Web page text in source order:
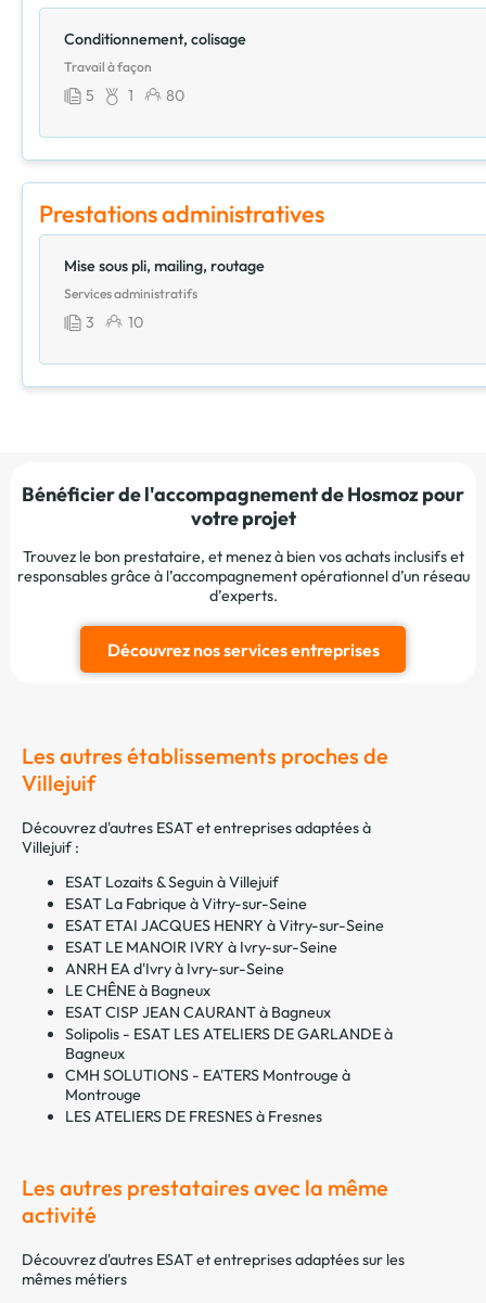
Conditionnement, colisage
Travail à façon
5 1 80
Prestations administratives
Mise sous pli, mailing, routage
Services administratifs
3 10
Bénéficier de l'accompagnement de Hosmoz pour
votre projet
Trouvez le bon prestataire, et menez à bien vos achats inclusifs et
responsables grâce à l’accompagnement opérationnel d’un réseau
d’experts.
Découvrez nos services entreprises
Les autres établissements proches de
Villejuif
Découvrez d'autres ESAT et entreprises adaptées à
Villejuif :
ESAT Lozaits & Seguin à Villejuif
ESAT La Fabrique à Vitry-sur-Seine
ESAT ETAI JACQUES HENRY à Vitry-sur-Seine
ESAT LE MANOIR IVRY à Ivry-sur-Seine
ANRH EA d'Ivry à Ivry-sur-Seine
LE CHÊNE à Bagneux
ESAT CISP JEAN CAURANT à Bagneux
Solipolis - ESAT LES ATELIERS DE GARLANDE à
Bagneux
CMH SOLUTIONS - EA'TERS Montrouge à
Montrouge
LES ATELIERS DE FRESNES à Fresnes
Les autres prestataires avec la même
activité
Découvrez d'autres ESAT et entreprises adaptées sur les
mêmes métiers